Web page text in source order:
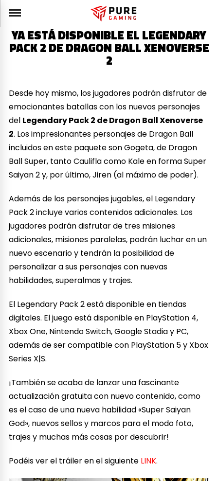
YA ESTÁ DISPONIBLE EL LEGENDARY
PACK 2 DE DRAGON BALL XENOVERSE
2
Desde hoy mismo, los jugadores podrán disfrutar de
emocionantes batallas con los nuevos personajes
del Legendary Pack 2 de Dragon Ball Xenoverse
2. Los impresionantes personajes de Dragon Ball
incluidos en este paquete son Gogeta, de Dragon
Ball Super, tanto Caulifla como Kale en forma Super
Saiyan 2 y, por último, Jiren (al máximo de poder).
Además de los personajes jugables, el Legendary
Pack 2 incluye varios contenidos adicionales. Los
jugadores podrán disfrutar de tres misiones
adicionales, misiones paralelas, podrán luchar en un
nuevo escenario y tendrán la posibilidad de
personalizar a sus personajes con nuevas
habilidades, superalmas y trajes.
El Legendary Pack 2 está disponible en tiendas
digitales. El juego está disponible en PlayStation 4,
Xbox One, Nintendo Switch, Google Stadia y PC,
además de ser compatible con PlayStation 5 y Xbox
Series X|S.
¡También se acaba de lanzar una fascinante
actualización gratuita con nuevo contenido, como
es el caso de una nueva habilidad «Super Saiyan
God», nuevos sellos y marcos para el modo foto,
trajes y muchas más cosas por descubrir!
Podéis ver el tráiler en el siguiente LINK.